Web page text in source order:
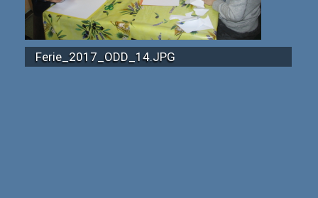
Ferie_2017_ODD_14.JPG